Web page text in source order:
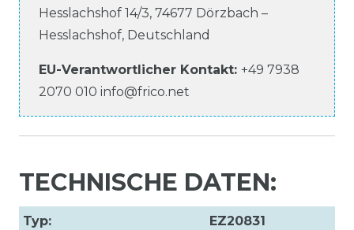
Hesslachshof 14/3, 74677 Dörzbach –
Hesslachshof, Deutschland
EU-Verantwortlicher Kontakt: +49 7938
2070 010 info@frico.net
TECHNISCHE DATEN:
Typ:
EZ20831